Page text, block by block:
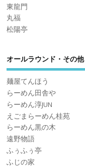
東龍門
丸福
松陽亭
オールラウンド・その他
麺屋てんほう
らーめん田舎や
らーめん淳JUN
えごまらーめん桂苑
らーめん黒の木
遠野物語
ふぅふぅ亭
ふじの家